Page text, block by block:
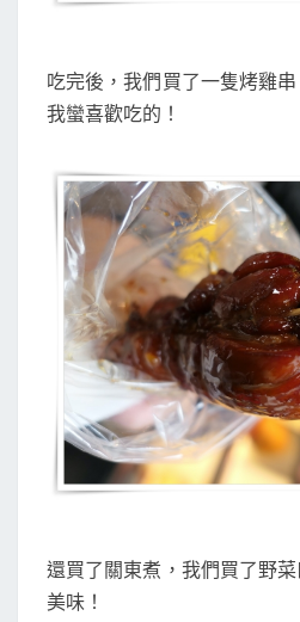
吃完後，我們買了一隻烤雞
我蠻喜歡吃的！
還買了關東煮，我們買了野
美味！